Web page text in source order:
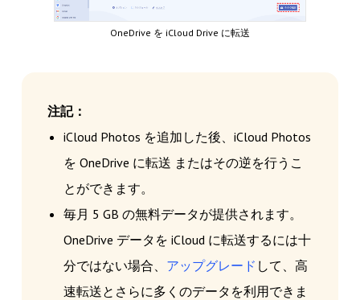
OneDrive を iCloud Drive に転送
注記：
iCloud Photos を追加した後、iCloud Photos
を OneDrive に転送 またはその逆を行うこ
とができます。
毎月 5 GB の無料データが提供されます。
OneDrive データを iCloud に転送するには十
分ではない場合、 アップグレード して、高
速転送とさらに多くのデータを利用できま